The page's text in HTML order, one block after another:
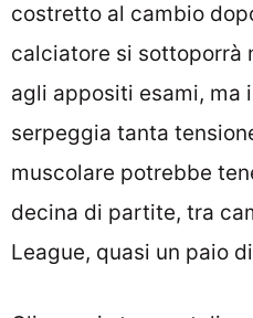
costretto al cambio
calciatore si sottoporrà
agli appositi esami, ma
serpeggia tanta
muscolare potrebbe
decina di partite, tra
League, quasi un paio